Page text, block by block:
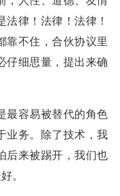
律！法律！法律！
靠不住，合伙协议里
仔细思量，提出来确
最容易被替代的角色
业务。除了技术，我
后来被踢开，我们也
。